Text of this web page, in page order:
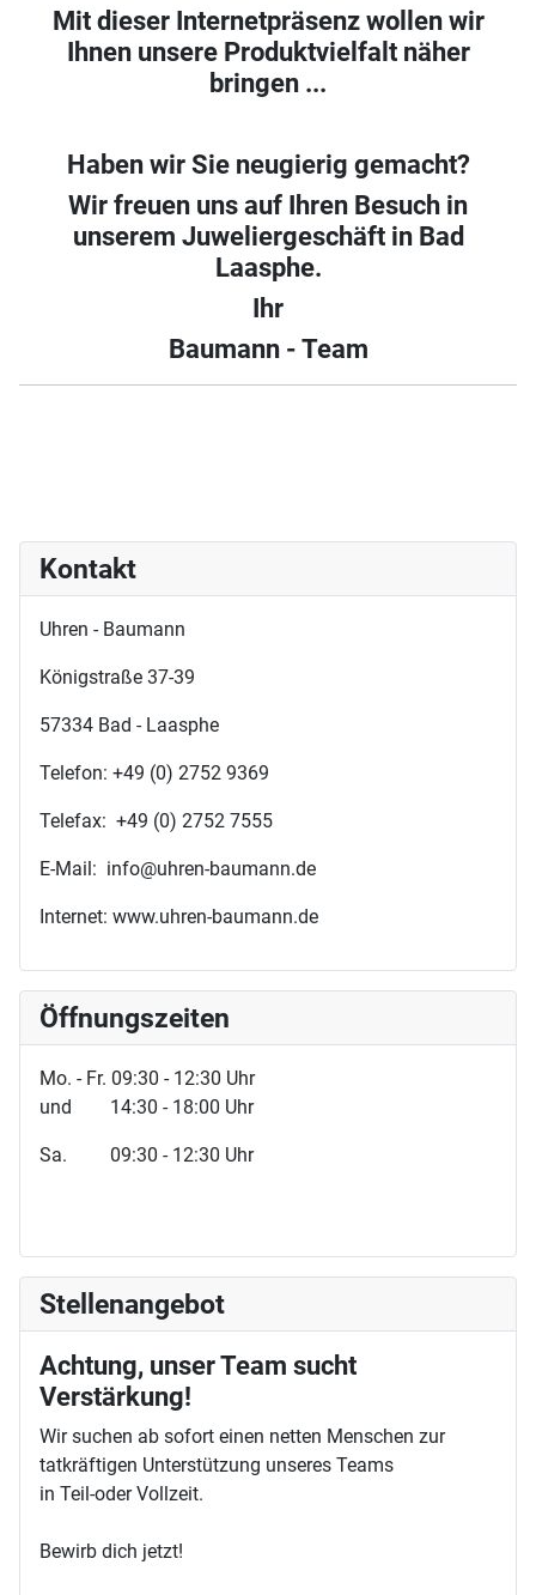
Mit dieser Internetpräsenz wollen wir
Ihnen unsere Produktvielfalt näher
bringen ...
Haben wir Sie neugierig gemacht?
Wir freuen uns auf Ihren Besuch in
unserem Juweliergeschäft in Bad
Laasphe.
Ihr
Baumann - Team
Kontakt
Uhren - Baumann
Königstraße 37-39
57334 Bad - Laasphe
Telefon: +49 (0) 2752 9369
Telefax: +49 (0) 2752 7555
E-Mail: info@uhren-baumann.de
Internet: www.uhren-baumann.de
Öffnungszeiten
Mo. - Fr. 09:30 - 12:30 Uhr
und 14:30 - 18:00 Uhr
Sa. 09:30 - 12:30 Uhr
Stellenangebot
Achtung, unser Team sucht
Verstärkung!
Wir suchen ab sofort einen netten Menschen zur
tatkräftigen Unterstützung unseres Teams
in Teil-oder Vollzeit.
Bewirb dich jetzt!